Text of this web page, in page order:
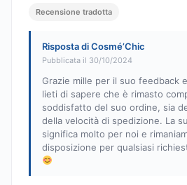
Recensione tradotta
Risposta di Cosmé’Chic
Pubblicata il 30/10/2024
Grazie mille per il suo feedback
lieti di sapere che è rimasto
soddisfatto del suo ordine, sia
della velocità di spedizione. La
significa molto per noi e
disposizione per qualsiasi